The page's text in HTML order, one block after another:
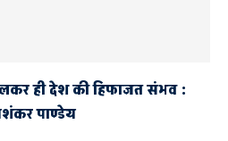
ही देश की हिफाजत संभव :
पाण्डेय